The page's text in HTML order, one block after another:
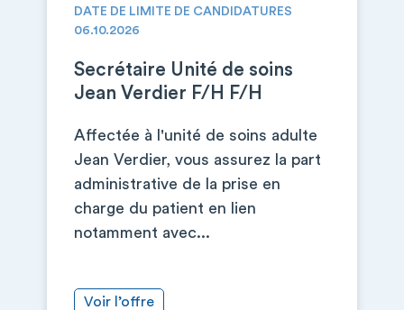
DATE DE LIMITE DE CANDIDATURES
06.10.2026
Secrétaire Unité de soins
Jean Verdier F/H F/H
Affectée à l'unité de soins adulte
Jean Verdier, vous assurez la part
administrative de la prise en
charge du patient en lien
notamment avec...
Voir l’offre